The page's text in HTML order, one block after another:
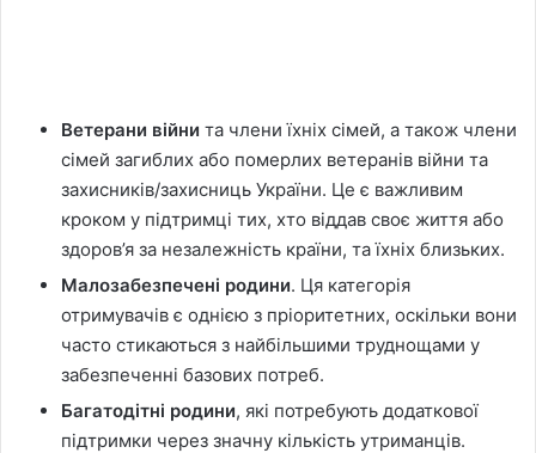
Ветерани війни та члени їхніх сімей, а також члени
сімей загиблих або померлих ветеранів війни та
захисників/захисниць України. Це є важливим
кроком у підтримці тих, хто віддав своє життя або
здоров’я за незалежність країни, та їхніх близьких.
Малозабезпечені родини. Ця категорія
отримувачів є однією з пріоритетних, оскільки вони
часто стикаються з найбільшими труднощами у
забезпеченні базових потреб.
Багатодітні родини, які потребують додаткової
підтримки через значну кількість утриманців.